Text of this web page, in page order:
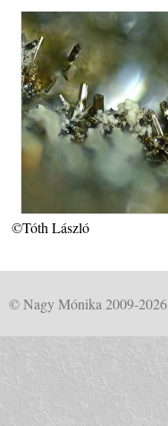
©Tóth László
© Nagy Mónika 2009-2026